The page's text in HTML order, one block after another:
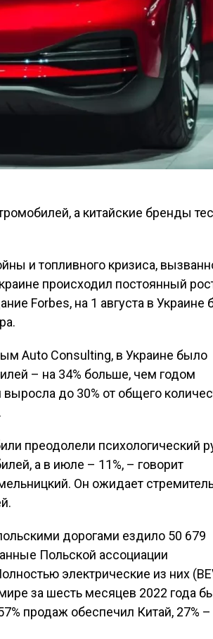
и топливного кризиса,
происходил постоянный
Forbes, на 1 августа в Украине
Auto Consulting, в Украине было
– на 34% больше, чем годом
до 30% от общего
преодолели психологический
а в июле – 11%, – говорит
Он ожидает
дорогами ездило 50 679
Польской ассоциации
электрические из них
за шесть месяцев 2022 года
продаж обеспечил Китай, 27% –